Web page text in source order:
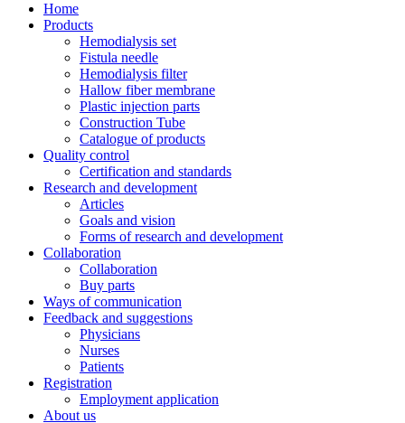
Home
Products
Hemodialysis set
Fistula needle
Hemodialysis filter
Hallow fiber membrane
Plastic injection parts
Construction Tube
Catalogue of products
Quality control
Certification and standards
Research and development
Articles
Goals and vision
Forms of research and development
Collaboration
Collaboration
Buy parts
Ways of communication
Feedback and suggestions
Physicians
Nurses
Patients
Registration
Employment application
About us